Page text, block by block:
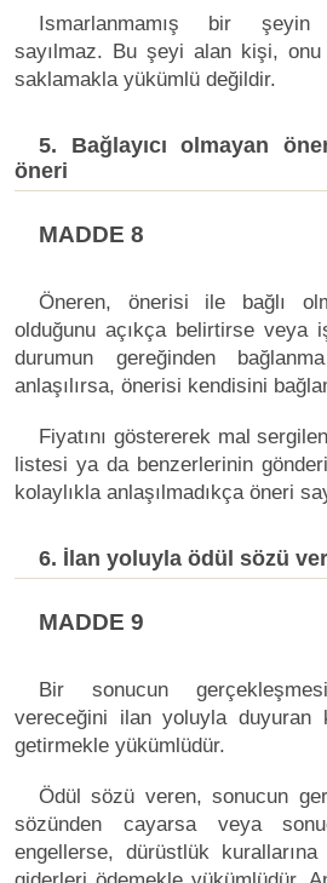
Ismarlanmamış bir şeyin
sayılmaz. Bu şeyi alan kişi,
saklamakla yükümlü değildir.
5. Bağlayıcı olmayan
öneri
MADDE 8
Öneren, önerisi ile bağlı
olduğunu açıkça belirtirse veya
durumun gereğinden
anlaşılırsa, önerisi kendisini
Fiyatını göstererek mal
listesi ya da benzerlerinin
kolaylıkla anlaşılmadıkça öneri
6. İlan yoluyla ödül sözü
MADDE 9
Bir sonucun
vereceğini ilan yoluyla duyuran
getirmekle yükümlüdür.
Ödül sözü veren, sonucun
sözünden cayarsa veya
engellerse, dürüstlük